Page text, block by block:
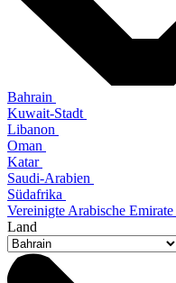
Bahrain
Kuwait-Stadt
Libanon
Oman
Katar
Saudi-Arabien
Südafrika
Vereinigte Arabische Emirate
Land